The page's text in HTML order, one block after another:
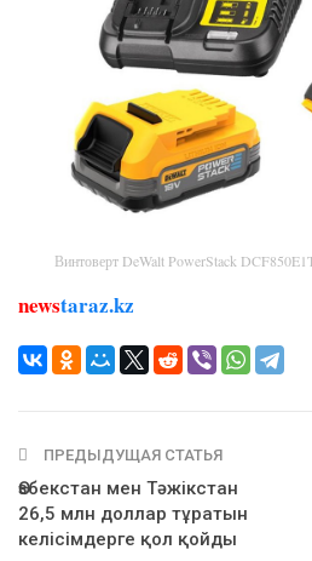
Винтоверт DeWalt PowerStack
newstaraz.kz
ПРЕДЫДУЩАЯ СТАТЬЯ
Өзбекстан мен Тәжікстан
26,5 млн доллар тұратын
келісімдерге қол қойды